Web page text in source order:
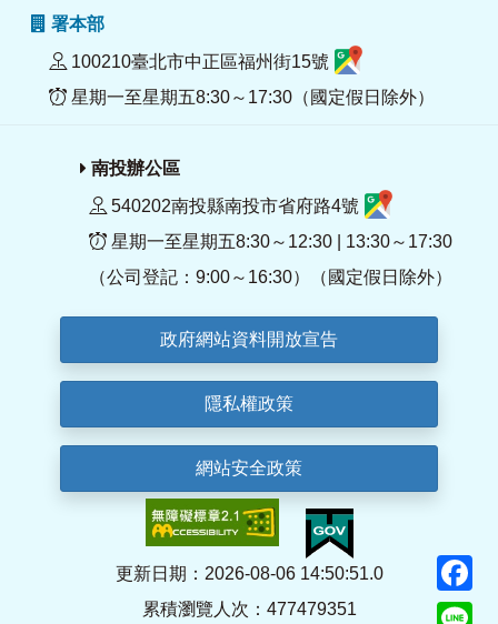
署本部
100210臺北市中正區福州街15號
星期一至星期五8:30～17:30（國定假日除外）
南投辦公區
540202南投縣南投市省府路4號
星期一至星期五8:30～12:30 | 13:30～17:30
（公司登記：9:00～16:30）（國定假日除外）
政府網站資料開放宣告
隱私權政策
網站安全政策
更新日期：2026-08-06 14:50:51.0
累積瀏覽人次：477479351